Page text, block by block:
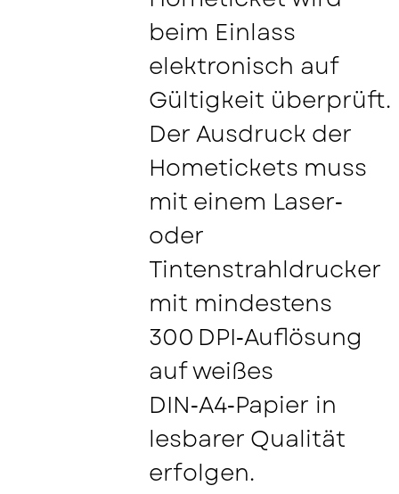
beim Einlass
elektronisch auf
Gültigkeit überprüft.
Der Ausdruck der
Hometickets muss
mit einem Laser‑
oder
Tintenstrahldrucker
mit mindestens
300 DPI‑Auflösung
auf weißes
DIN‑A4‑Papier in
lesbarer Qualität
erfolgen.